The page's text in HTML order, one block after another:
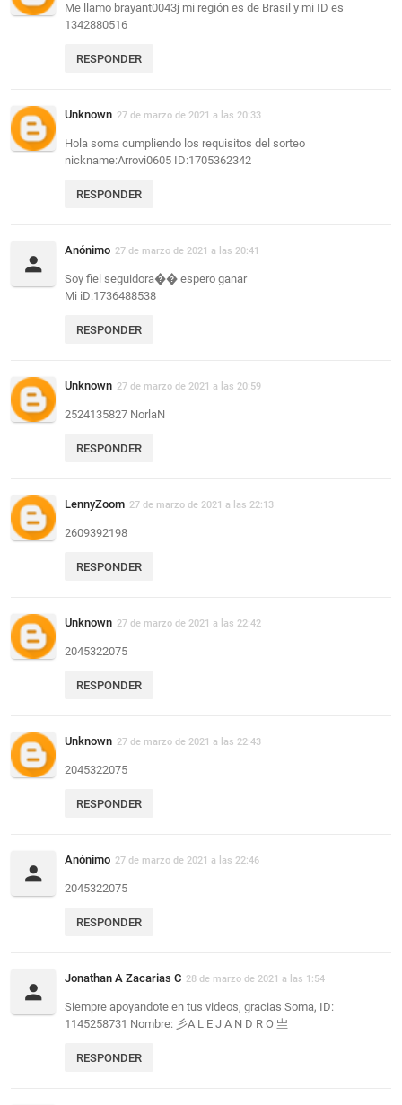
Me llamo brayant0043j mi región es de Brasil y mi ID es
1342880516
RESPONDER
Unknown 27 de marzo de 2021 a las 20:33
Hola soma cumpliendo los requisitos del sorteo
nickname:Arrovi0605 ID:1705362342
RESPONDER
Anónimo 27 de marzo de 2021 a las 20:41
Soy fiel seguidora�� espero ganar
Mi iD:1736488538
RESPONDER
Unknown 27 de marzo de 2021 a las 20:59
2524135827 NorlaN
RESPONDER
LennyZoom 27 de marzo de 2021 a las 22:13
2609392198
RESPONDER
Unknown 27 de marzo de 2021 a las 22:42
2045322075
RESPONDER
Unknown 27 de marzo de 2021 a las 22:43
2045322075
RESPONDER
Anónimo 27 de marzo de 2021 a las 22:46
2045322075
RESPONDER
Jonathan A Zacarias C 28 de marzo de 2021 a las 1:54
Siempre apoyandote en tus videos, gracias Soma, ID:
1145258731 Nombre: 彡A L E J A N D R O 亗
RESPONDER